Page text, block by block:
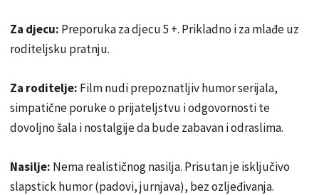
Za djecu: Preporuka za djecu 5 +. Prikladno i za mlađe uz
roditeljsku pratnju.
Za roditelje: Film nudi prepoznatljiv humor serijala,
simpatične poruke o prijateljstvu i odgovornosti te
dovoljno šala i nostalgije da bude zabavan i odraslima.
Nasilje: Nema realističnog nasilja. Prisutan je isključivo
slapstick humor (padovi, jurnjava), bez ozljeđivanja.